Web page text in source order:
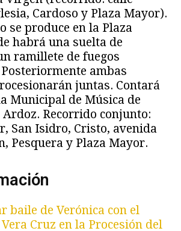
Cardoso y Plaza Mayor).
se produce en la Plaza
habrá una suelta de
ramillete de fuegos
ambas
juntas. Contará
Municipal de Música de
Recorrido conjunto:
San Isidro, Cristo, avenida
Pesquera y Plaza Mayor.
baile de Verónica con el
Cruz en la Procesión del